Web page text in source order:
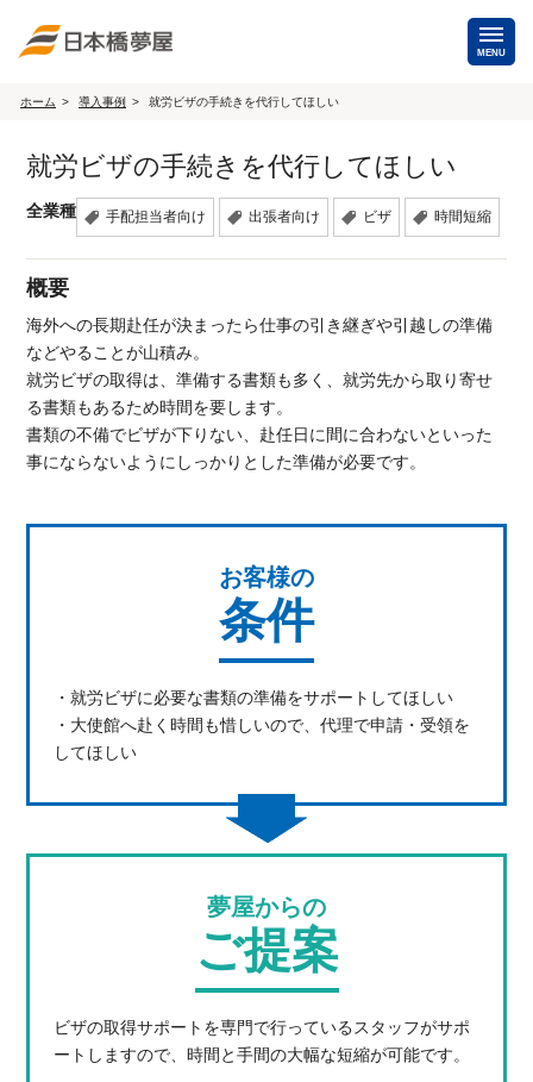
MENU
海外航空券
（日本発・海外発・世界一周）
ホテル・専用車・
通訳・ガイド
海外手配トップ
国内手配
航空券 ホテル・会議室
採用情報 企業情報
ホーム 導入事例 就労ビザの手続きを代行してほしい
就労ビザの手続きを代行してほしい
全業種 手配担当者向け 出張者向け ビザ 時間短縮
概要
海外への長期赴任が決まったら仕事の引き継ぎや引越しの準備
などやることが山積み。
就労ビザの取得は、準備する書類も多く、就労先から取り寄せ
る書類もあるため時間を要します。
書類の不備でビザが下りない、赴任日に間に合わないといった
事にならないようにしっかりとした準備が必要です。
お客様の
条件
・就労ビザに必要な書類の準備をサポートしてほしい
・大使館へ赴く時間も惜しいので、代理で申請・受領を
してほしい
夢屋からの
ご提案
ビザの取得サポートを専門で行っているスタッフがサポ
ートしますので、時間と手間の大幅な短縮が可能です。